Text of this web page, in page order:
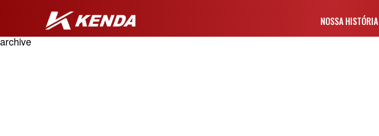
NOSSA HISTÓRIA
archive